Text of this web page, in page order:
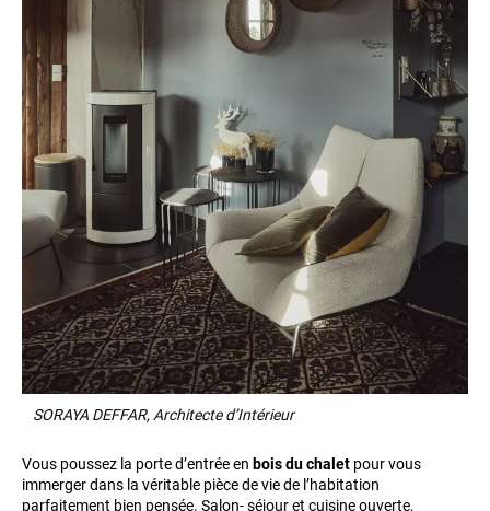
SORAYA DEFFAR, Architecte d’Intérieur
Vous poussez la porte d’entrée en bois du chalet pour vous
immerger dans la véritable pièce de vie de l’habitation
parfaitement bien pensée. Salon- séjour et cuisine ouverte,